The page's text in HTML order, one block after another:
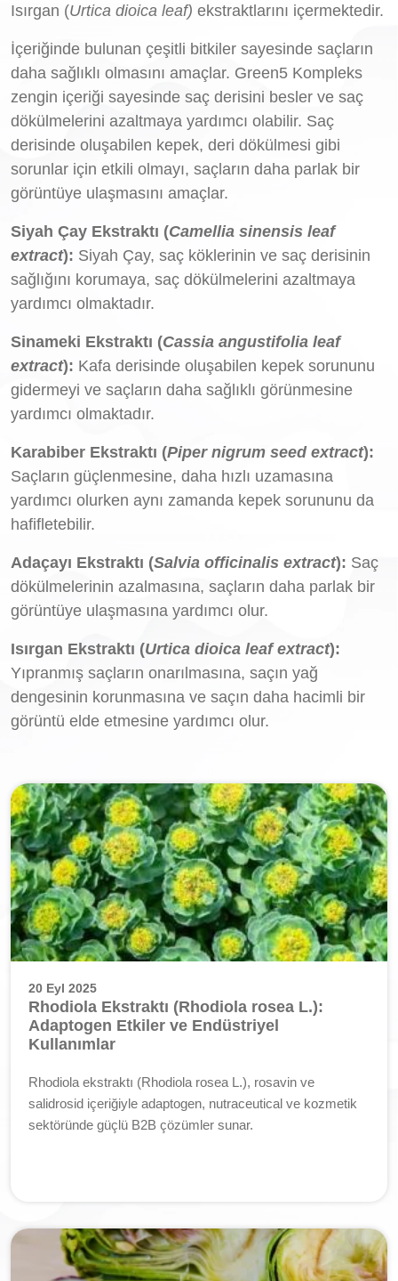
Isırgan (Urtica dioica leaf) ekstraktlarını içermektedir.
İçeriğinde bulunan çeşitli bitkiler sayesinde saçların
daha sağlıklı olmasını amaçlar. Green5 Kompleks
zengin içeriği sayesinde saç derisini besler ve saç
dökülmelerini azaltmaya yardımcı olabilir. Saç
derisinde oluşabilen kepek, deri dökülmesi gibi
sorunlar için etkili olmayı, saçların daha parlak bir
görüntüye ulaşmasını amaçlar.
Siyah Çay Ekstraktı (Camellia sinensis leaf
extract): Siyah Çay, saç köklerinin ve saç derisinin
sağlığını korumaya, saç dökülmelerini azaltmaya
yardımcı olmaktadır.
Sinameki Ekstraktı (Cassia angustifolia leaf
extract): Kafa derisinde oluşabilen kepek sorununu
gidermeyi ve saçların daha sağlıklı görünmesine
yardımcı olmaktadır.
Karabiber Ekstraktı (Piper nigrum seed extract):
Saçların güçlenmesine, daha hızlı uzamasına
yardımcı olurken aynı zamanda kepek sorununu da
hafifletebilir.
Adaçayı Ekstraktı (Salvia officinalis extract): Saç
dökülmelerinin azalmasına, saçların daha parlak bir
görüntüye ulaşmasına yardımcı olur.
Isırgan Ekstraktı (Urtica dioica leaf extract):
Yıpranmış saçların onarılmasına, saçın yağ
dengesinin korunmasına ve saçın daha hacimli bir
görüntü elde etmesine yardımcı olur.
20 Eyl 2025
Rhodiola Ekstraktı (Rhodiola rosea L.):
Adaptogen Etkiler ve Endüstriyel
Kullanımlar
Rhodiola ekstraktı (Rhodiola rosea L.), rosavin ve
salidrosid içeriğiyle adaptogen, nutraceutical ve kozmetik
sektöründe güçlü B2B çözümler sunar.